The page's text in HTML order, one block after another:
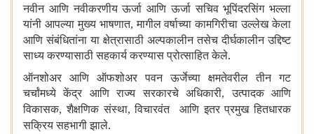
नवीन आणि नवीकरणीय ऊर्जा आणि ऊर्जा सचिव भूपिंदरसिंग भल्ला
यांनी आपल्या मुख्य भाषणात,मागील वर्षाच्या कामगिरीचा उल्लेख केला
आणि संबंधितांना या क्षेत्रासाठी अल्पकालीन तसेच दीर्घकालीन उद्दिष्ट
साध्य करण्यासाठी सहकार्य करण्यास प्रोत्साहित केले.
ऑनशोअर आणि ऑफशोअर पवन ऊर्जेच्या क्षमतेवरील तीन गट
चर्चांमध्ये केंद्र आणि राज्य सरकारचे अधिकारी,उत्पादक आणि
विकासक,शैक्षणिक संस्था,विचारवंत आणि इतर प्रमुख हितधारक
सक्रिय सहभागी झाले.